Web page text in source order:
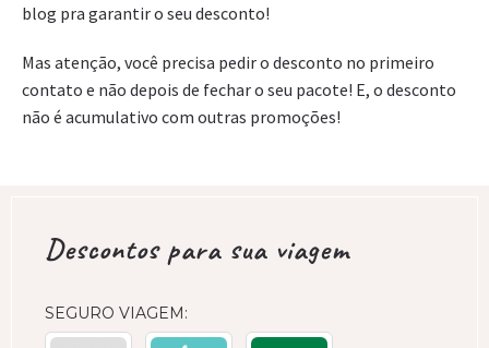
blog pra garantir o seu desconto!
Mas atenção, você precisa pedir o desconto no primeiro
contato e não depois de fechar o seu pacote! E, o desconto
não é acumulativo com outras promoções!
Descontos para sua viagem
SEGURO VIAGEM: